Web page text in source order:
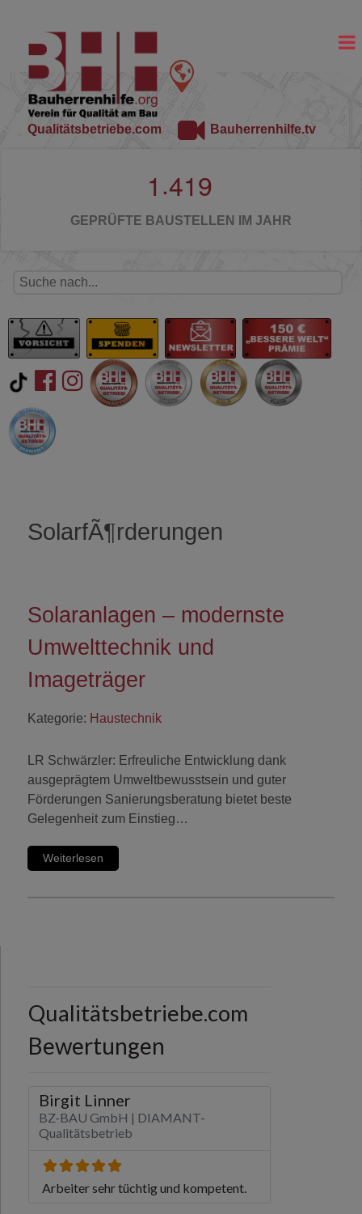
Qualitätsbetriebe.com Bauherrenhilfe.tv
1 .419
GEPRÜFTE BAUSTELLEN IM JAHR
SolarfÃ¶rderungen
Solaranlagen – modernste
Umwelttechnik und
Imageträger
Kategorie: Haustechnik
LR Schwärzler: Erfreuliche Entwicklung dank
ausgeprägtem Umweltbewusstsein und guter
Förderungen Sanierungsberatung bietet beste
Gelegenheit zum Einstieg…
Weiterlesen